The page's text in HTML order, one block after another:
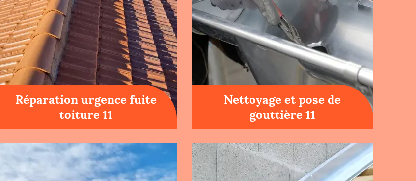
Réparation urgence fuite
toiture 11
Nettoyage et pose de
gouttière 11